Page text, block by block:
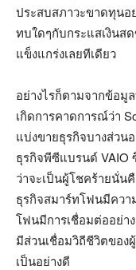
ประสบสภาวะขาดทุนอ
ทบใดๆกับกระแสเงินส
แข็งแกร่งเลยทีเดียว
อย่างไรก็ตามจากข้อมู
เกิดการคาดการณ์ว่า
แบ่งขายธุรกิจบางส่วน
ธุรกิจพีซีแบรนด์ VAIO
ว่าจะเป็นผู้โชคร้ายนั่น
ธุรกิจสมาร์ทโฟนมีควา
โฟนมีการเชื่อมต่ออย่
มีส่วนเชื่อมวิถีชีวิตของ
เป็นอย่างดี